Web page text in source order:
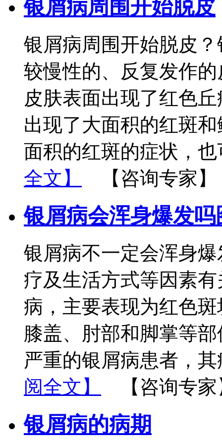
银屑病周围开始脱皮
银屑病周围开始脱皮
较慢性的、反复发作
皮肤表面出现了红色
出现了大面积的红斑
面积的红斑的症状，
全文】
【咨询专家】
银屑病会浑身爆发吗
银屑病不一定会浑身
疗及生活方式等因素
病，主要表现为红色
膝盖、肘部和脚掌等
严重的银屑病患者，
阅全文】
【咨询专
银屑病的病期